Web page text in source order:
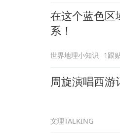
在这个蓝色区
系！
世界地理小知识 1跟
周旋演唱西游
文理TALKING